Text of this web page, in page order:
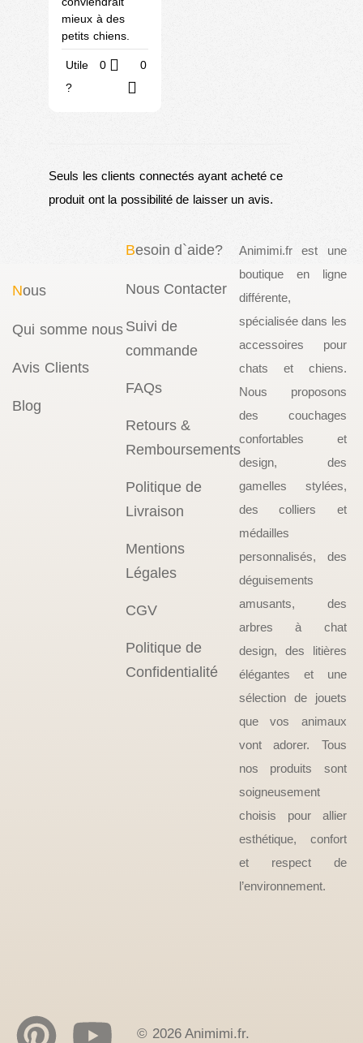
mieux à des
petits chiens.
Utile
?
0 0
Seuls les clients connectés ayant acheté ce
produit ont la possibilité de laisser un avis.
Nous
Qui somme nous
Avis Clients
Blog
Besoin d`aide?
Nous Contacter
Suivi de
commande
FAQs
Retours &
Remboursements
Politique de
Livraison
Mentions
Légales
CGV
Politique de
Confidentialité
Animimi.fr est une
boutique en ligne
différente,
spécialisée dans les
accessoires pour
chats et chiens.
Nous proposons
des couchages
confortables et
design, des
gamelles stylées,
des colliers et
médailles
personnalisés, des
déguisements
amusants, des
arbres à chat
design, des litières
élégantes et une
sélection de jouets
que vos animaux
vont adorer. Tous
nos produits sont
soigneusement
choisis pour allier
esthétique, confort
et respect de
l’environnement.
© 2026 Animimi.fr.